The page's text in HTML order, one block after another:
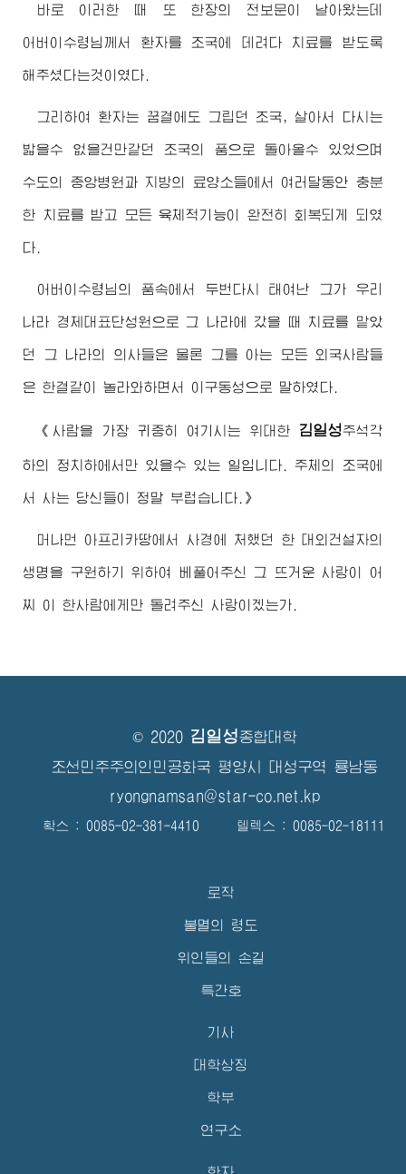
바로 이러한 때 또 한장의 전보문이 날아왔는데
어버이수령님께서 환자를 조국에 데려다 치료를 받도록
해주셨다는것이였다.
그리하여 환자는 꿈결에도 그립던 조국, 살아서 다시는
밟을수 없을건만같던 조국의 품으로 돌아올수 있었으며
수도의 중앙병원과 지방의 료양소들에서 여러달동안 충분
한 치료를 받고 모든 육체적기능이 완전히 회복되게 되였
다.
어버이수령님 의 품속에서 두번다시 태여난 그가 우리
나라 경제대표단성원으로 그 나라에 갔을 때 치료를 맡았
던 그 나라의 의사들은 물론 그를 아는 모든 외국사람들
은 한결같이 놀라와하면서 이구동성으로 말하였다.
《사람을 가장 귀중히 여기시는 위대한 김일성주석각
하의 정치하에서만 있을수 있는 일입니다. 주체의 조국에
서 사는 당신들이 정말 부럽습니다.》
머나먼 아프리카땅에서 사경에 처했던 한 대외건설자의
생명을 구원하기 위하여 베풀어주신 그 뜨거운 사랑이 어
찌 이 한사람에게만 돌려주신 사랑이겠는가.
© 2020 김일성종합대학
조선민주주의인민공화국 평양시 대성구역 룡남동
ryongnamsan@star-co.net.kp
확스 : 0085-02-381-4410 텔렉스 : 0085-02-18111
로작
불멸의 령도
위인들의 손길
특간호
기사
대학상징
학부
연구소